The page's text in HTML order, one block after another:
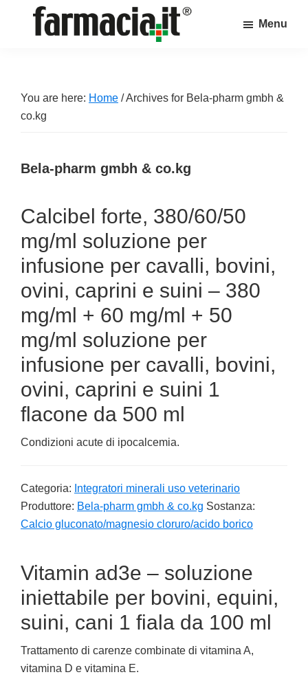
sul
mondo
online
Menu
You are here: Home /Archives for Bela-pharm gmbh &
co.kg
Bela-pharm gmbh & co.kg
Calcibel forte, 380/60/50
mg/ml soluzione per
infusione per cavalli, bovini,
ovini, caprini e suini – 380
mg/ml + 60 mg/ml + 50
mg/ml soluzione per
infusione per cavalli, bovini,
ovini, caprini e suini 1
flacone da 500 ml
Condizioni acute di ipocalcemia.
Categoria: Integratori minerali uso veterinario
Produttore: Bela-pharm gmbh & co.kg Sostanza:
Calcio gluconato/magnesio cloruro/acido borico
Vitamin ad3e – soluzione
iniettabile per bovini, equini,
suini, cani 1 fiala da 100 ml
Trattamento di carenze combinate di vitamina A,
vitamina D e vitamina E.